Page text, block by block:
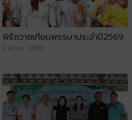
พิธีถวายเทียนพรรษาประจำปี2569
24 ก.ค. 2569